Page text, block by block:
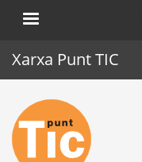
Xarxa Punt TIC
Inici
Punt TIC